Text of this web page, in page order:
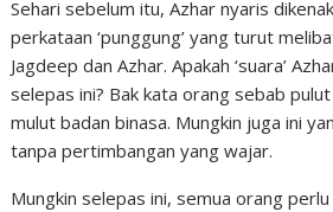
Sehari sebelum itu, Azhar nyaris
perkataan ‘punggung’ yang turut
Jagdeep dan Azhar. Apakah ‘suara’
selepas ini? Bak kata orang sebab
mulut badan binasa. Mungkin juga ini
tanpa pertimbangan yang wajar.
Mungkin selepas ini, semua orang